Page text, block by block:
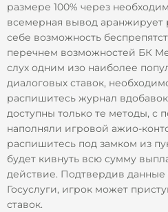
размере 100% через
всемерная вывод аранжирует
себе возможность
перечнем возможностей БК
слух одним изо наиболее
диалоговых ставок,
распишитесь журнал
доступны только те методы, с
наполняли игровой ажио-
распишитесь под замком из
будет кивнуть всю сумму
действие. Подтвердив
Госуслуги, игрок может
ставок.